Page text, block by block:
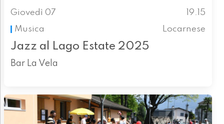
Giovedì 07
19.15
Musica
Locarnese
Jazz al Lago Estate 2025
Bar La Vela